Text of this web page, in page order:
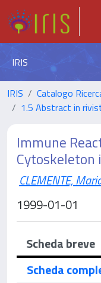
IRIS
IRIS Catalogo
1.5 Abstract in
Immune
Cytoskeleton
CLEMENTE,
1999-01-01
Scheda breve
Scheda